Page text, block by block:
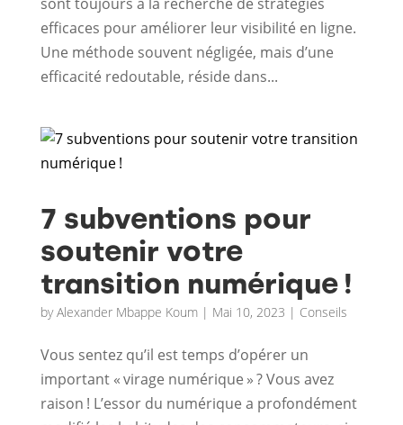
efficaces pour améliorer leur visibilité en ligne.
Une méthode souvent négligée, mais d’une
efficacité redoutable, réside dans...
7 subventions pour
soutenir votre
transition numérique !
byAlexander Mbappe Koum| Mai 10, 2023 | Conseils
Vous sentez qu’il est temps d’opérer un
important « virage numérique » ? Vous avez
raison ! L’essor du numérique a profondément